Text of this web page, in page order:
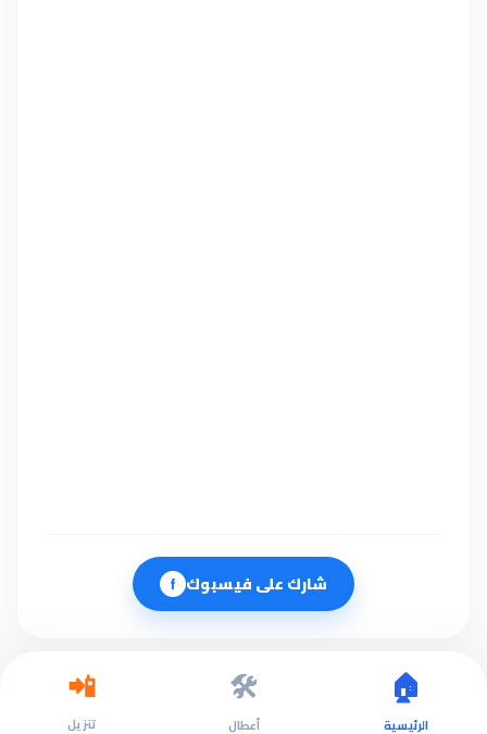
شارك على فيسبوك f
🏠
الرئيسية
🛠️
أعطال
📲
تنزيل